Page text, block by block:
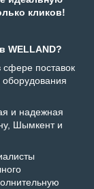
кликов!
WELLAND?
поставок
и надежная
Шымкент и